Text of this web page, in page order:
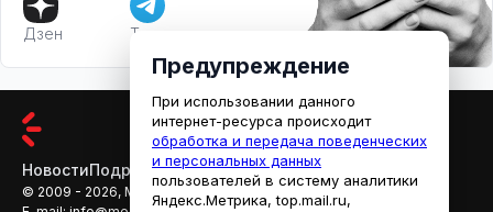
Дзен Телеграм
НовостиПодробностиАфишаКино
© 2009 - 2026, МЕДИАРЯЗАНЬ
Предупреждение
При использовании данного
интернет-ресурса происходит
обработка и передача поведенческих
и персональных данных
пользователей в систему аналитики
Яндекс.Метрика, top.mail.ru,